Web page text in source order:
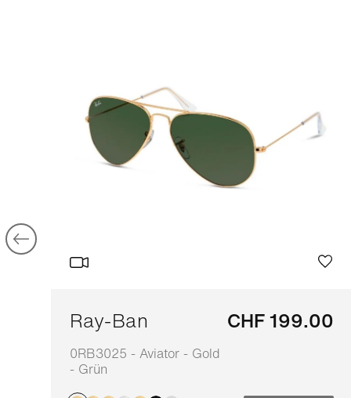
Ray-Ban
0RB3025 - Aviator - Gold
- Grün
CHF 199.00